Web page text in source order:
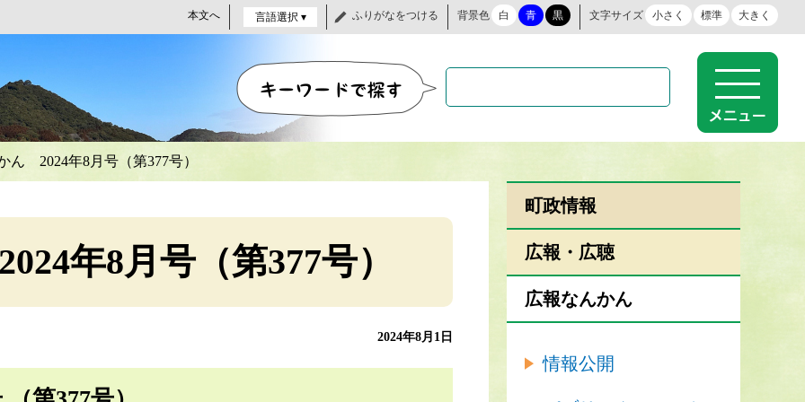
本文へ 言語選択 ▾ ふりがなをつける 背景色 白 青 黒 文字サイズ 小さく 標準 大きく
ん 2024年8月号（第377号）
年8月号（第377号）
2024年8月1日
町政情報
広報・広聴
広報なんかん
情報公開